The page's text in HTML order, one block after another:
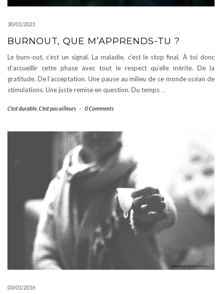
30/01/2021
BURNOUT, QUE M’APPRENDS-TU ?
Le burn-out, c’est un signal. La maladie, c’est le stop final. À toi donc
d’accueillir cette phase avec tout le respect qu’elle mérite. De la
gratitude. De l’acceptation. Une pause au milieu de ce monde océan de
stimulations. Une juste remise en question. Du temps …
C'est durable C'est pas ailleurs - 0 Comments
03/01/2016